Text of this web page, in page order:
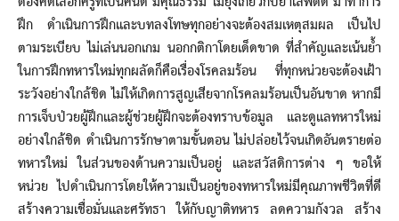
ฝึก ดำเนินการฝึกและบทลงโทษทุกอย่างจะต้องสมเหตุสมผล เป็นไป
ตามระเบียบ ไม่เล่นนอกเกม นอกกติกาโดยเด็ดขาด ที่สำคัญและเน้นย้ำ
ในการฝึกทหารใหม่ทุกผลัดก็คือเรื่องโรคลมร้อน ที่ทุกหน่วยจะต้องเฝ้า
ระวังอย่างใกล้ชิด ไม่ให้เกิดการสูญเสียจากโรคลมร้อนเป็นอันขาด หากมี
การเจ็บป่วยผู้ฝึกและผู้ช่วยผู้ฝึกจะต้องทราบข้อมูล และดูแลทหารใหม่
อย่างใกล้ชิด ดำเนินการรักษาตามขั้นตอน ไม่ปล่อยไว้จนเกิดอันตรายต่อ
ทหารใหม่ ในส่วนของด้านความเป็นอยู่ และสวัสดิการต่าง ๆ ขอให้
หน่วย ไปดำเนินการโดยให้ความเป็นอยู่ของทหารใหม่มีคุณภาพชีวิตที่ดี
สร้างความเชื่อมั่นและศรัทธา ให้กับญาติทหาร ลดความกังวล สร้าง